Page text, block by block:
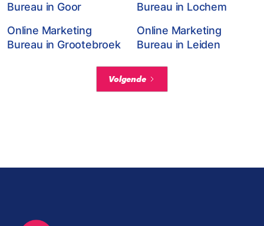
Bureau in Goor
Bureau in Lochem
Online Marketing
Bureau in Grootebroek
Online Marketing
Bureau in Leiden
Volgende